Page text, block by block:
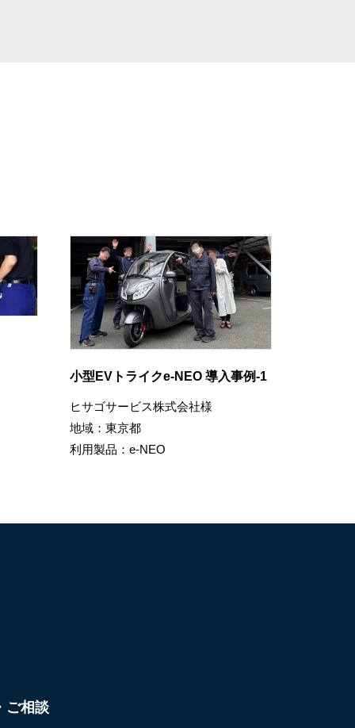
小型EVトライクe-NEO 導入事例-1
ヒサゴサービス株式会社様
地域：東京都
利用製品：e-NEO
ご相談